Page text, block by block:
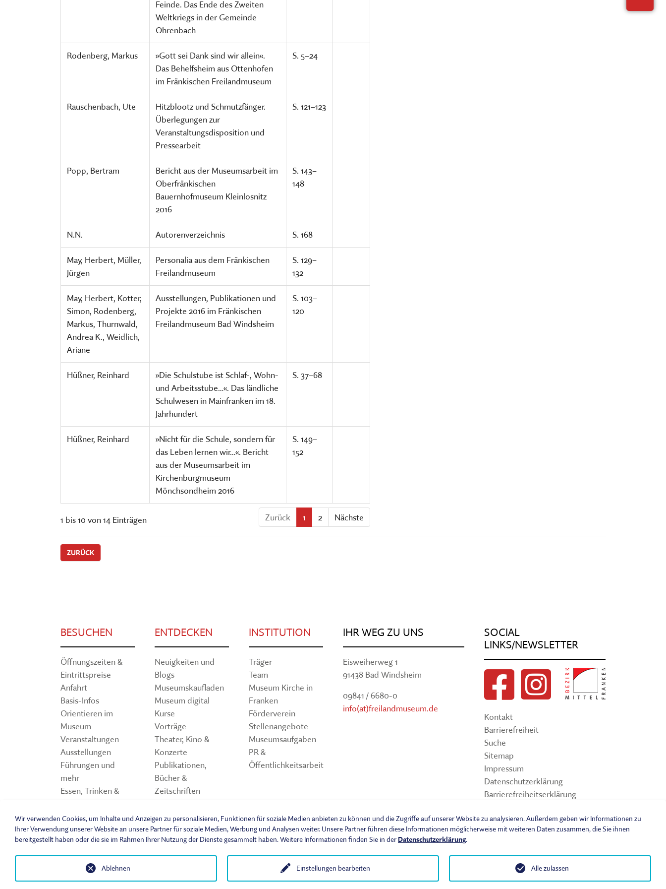
Feinde. Das Ende des Zweiten
Weltkriegs in der Gemeinde
Ohrenbach
Rodenberg, Markus
»Gott sei Dank sind wir allein«.
Das Behelfsheim aus Ottenhofen
im Fränkischen Freilandmuseum
S. 5–24
Rauschenbach, Ute
Hitzblootz und Schmutzfänger.
Überlegungen zur
Veranstaltungsdisposition und
Pressearbeit
S. 121–123
Popp, Bertram
Bericht aus der Museumsarbeit im
Oberfränkischen
Bauernhofmuseum Kleinlosnitz
2016
S. 143–
148
N.N. Autorenverzeichnis S. 168
May, Herbert, Müller,
Jürgen
Personalia aus dem Fränkischen
Freilandmuseum
S. 129–
132
May, Herbert, Kotter,
Simon, Rodenberg,
Markus, Thurnwald,
Andrea K., Weidlich,
Ariane
Ausstellungen, Publikationen und
Projekte 2016 im Fränkischen
Freilandmuseum Bad Windsheim
S. 103–
120
Hüßner, Reinhard
»Die Schulstube ist Schlaf-, Wohn-
und Arbeitsstube…«. Das ländliche
Schulwesen in Mainfranken im 18.
Jahrhundert
S. 37–68
Hüßner, Reinhard
»Nicht für die Schule, sondern für
das Leben lernen wir…«. Bericht
aus der Museumsarbeit im
Kirchenburgmuseum
Mönchsondheim 2016
S. 149–
152
1 bis 10 von 14 Einträgen Zurück 1 2 Nächste
ZURÜCK
BESUCHEN
Öffnungszeiten &
Eintrittspreise
Anfahrt
Basis-Infos
Orientieren im
Museum
Veranstaltungen
Ausstellungen
Führungen und
mehr
Essen, Trinken &
ENTDECKEN
Neuigkeiten und
Blogs
Museumskaufladen
Museum digital
Kurse
Vorträge
Theater, Kino &
Konzerte
Publikationen,
Bücher &
Zeitschriften
Spiele und Quiz zum
Freilandmuseum
INSTITUTION
Träger
Team
Museum Kirche in
Franken
Förderverein
Stellenangebote
Museumsaufgaben
PR &
Öffentlichkeitsarbeit
IHR WEG ZU UNS
Eisweiherweg 1
91438 Bad Windsheim
09841 / 6680-0
info(at)freilandmuseum.de
SOCIAL
LINKS/NEWSLETTER
Kontakt
Barrierefreiheit
Suche
Sitemap
Impressum
Datenschutzerklärung
Barrierefreiheitserklärung
Widerrufsbelehrung
Vertrag widerrufen
Benutzungsordnung
Wir verwenden Cookies, um Inhalte und Anzeigen zu personalisieren, Funktionen für soziale Medien anbieten zu können und die Zugriffe auf unserer Website zu analysieren. Außerdem geben wir Informationen zu
Ihrer Verwendung unserer Website an unsere Partner für soziale Medien, Werbung und Analysen weiter. Unsere Partner führen diese Informationen möglicherweise mit weiteren Daten zusammen, die Sie ihnen
bereitgestellt haben oder die sie im Rahmen Ihrer Nutzung der Dienste gesammelt haben. Weitere Informationen finden Sie in der Datenschutzerklärung.
Einstellungen bearbeiten
Ablehnen Alle zulassen